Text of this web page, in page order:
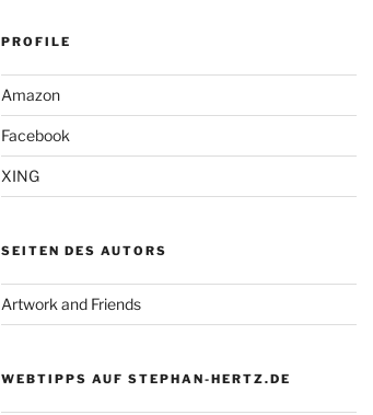
PROFILE
Amazon
Facebook
XING
SEITEN DES AUTORS
Artwork and Friends
WEBTIPPS AUF STEPHAN-HERTZ.DE